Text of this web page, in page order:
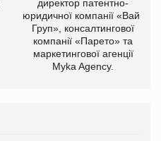
директор патентно-
юридичної компанії «Вайз
Груп», консалтингової
компанії «Парето» та
маркетингової агенції
Myka Agency.